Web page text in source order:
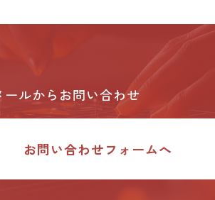
ールからお問い合わせ
お問い合わせフォームへ